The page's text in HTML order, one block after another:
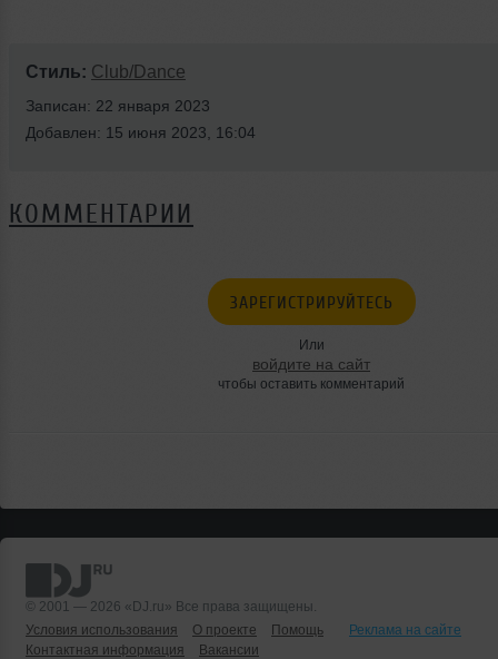
Стиль: Club/Dance
Записан: 22 января 2023
Добавлен: 15 июня 2023, 16:04
КОММЕНТАРИИ
ЗАРЕГИСТРИРУЙТЕСЬ
Или
войдите на сайт
чтобы оставить комментарий
© 2001 — 2026 «DJ.ru» Все права защищены.
Условия использования
О проекте Помощь
Реклама на сайте
Контактная информация
Вакансии